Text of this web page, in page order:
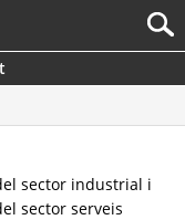
sector industrial i
sector serveis